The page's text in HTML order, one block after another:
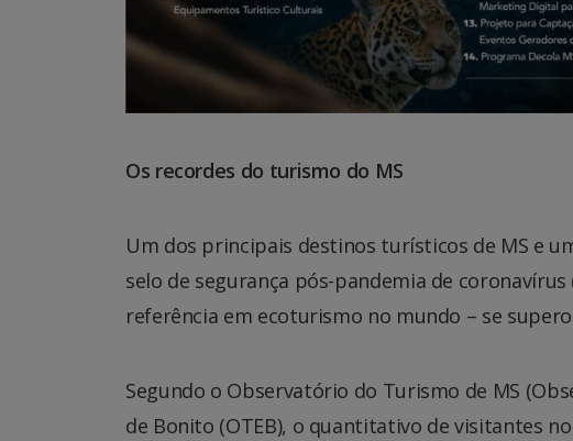
Os recordes do turismo do MS
Um dos principais destinos turísticos de MS e
selo de segurança pós-pandemia de
referência em ecoturismo no mundo – se
Segundo o Observatório do Turismo de MS
de Bonito (OTEB), o quantitativo de visitantes